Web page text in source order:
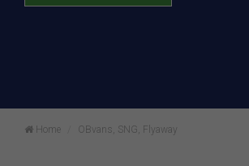
Home OBvans, SNG, Flyaway